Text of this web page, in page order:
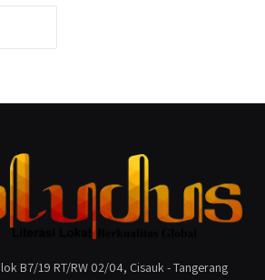
B7/19 RT/RW 02/04, Cisauk - Tangerang